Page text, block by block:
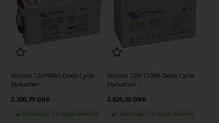
Victron 12V/90Ah Deep Cycle
blybatteri
2.200,79 DKK
Fjernlager 2-4 dages levering
Victron 12V/110Ah Deep Cycle
blybatteri
2.825,00 DKK
Fjernlager 2-4 dages levering